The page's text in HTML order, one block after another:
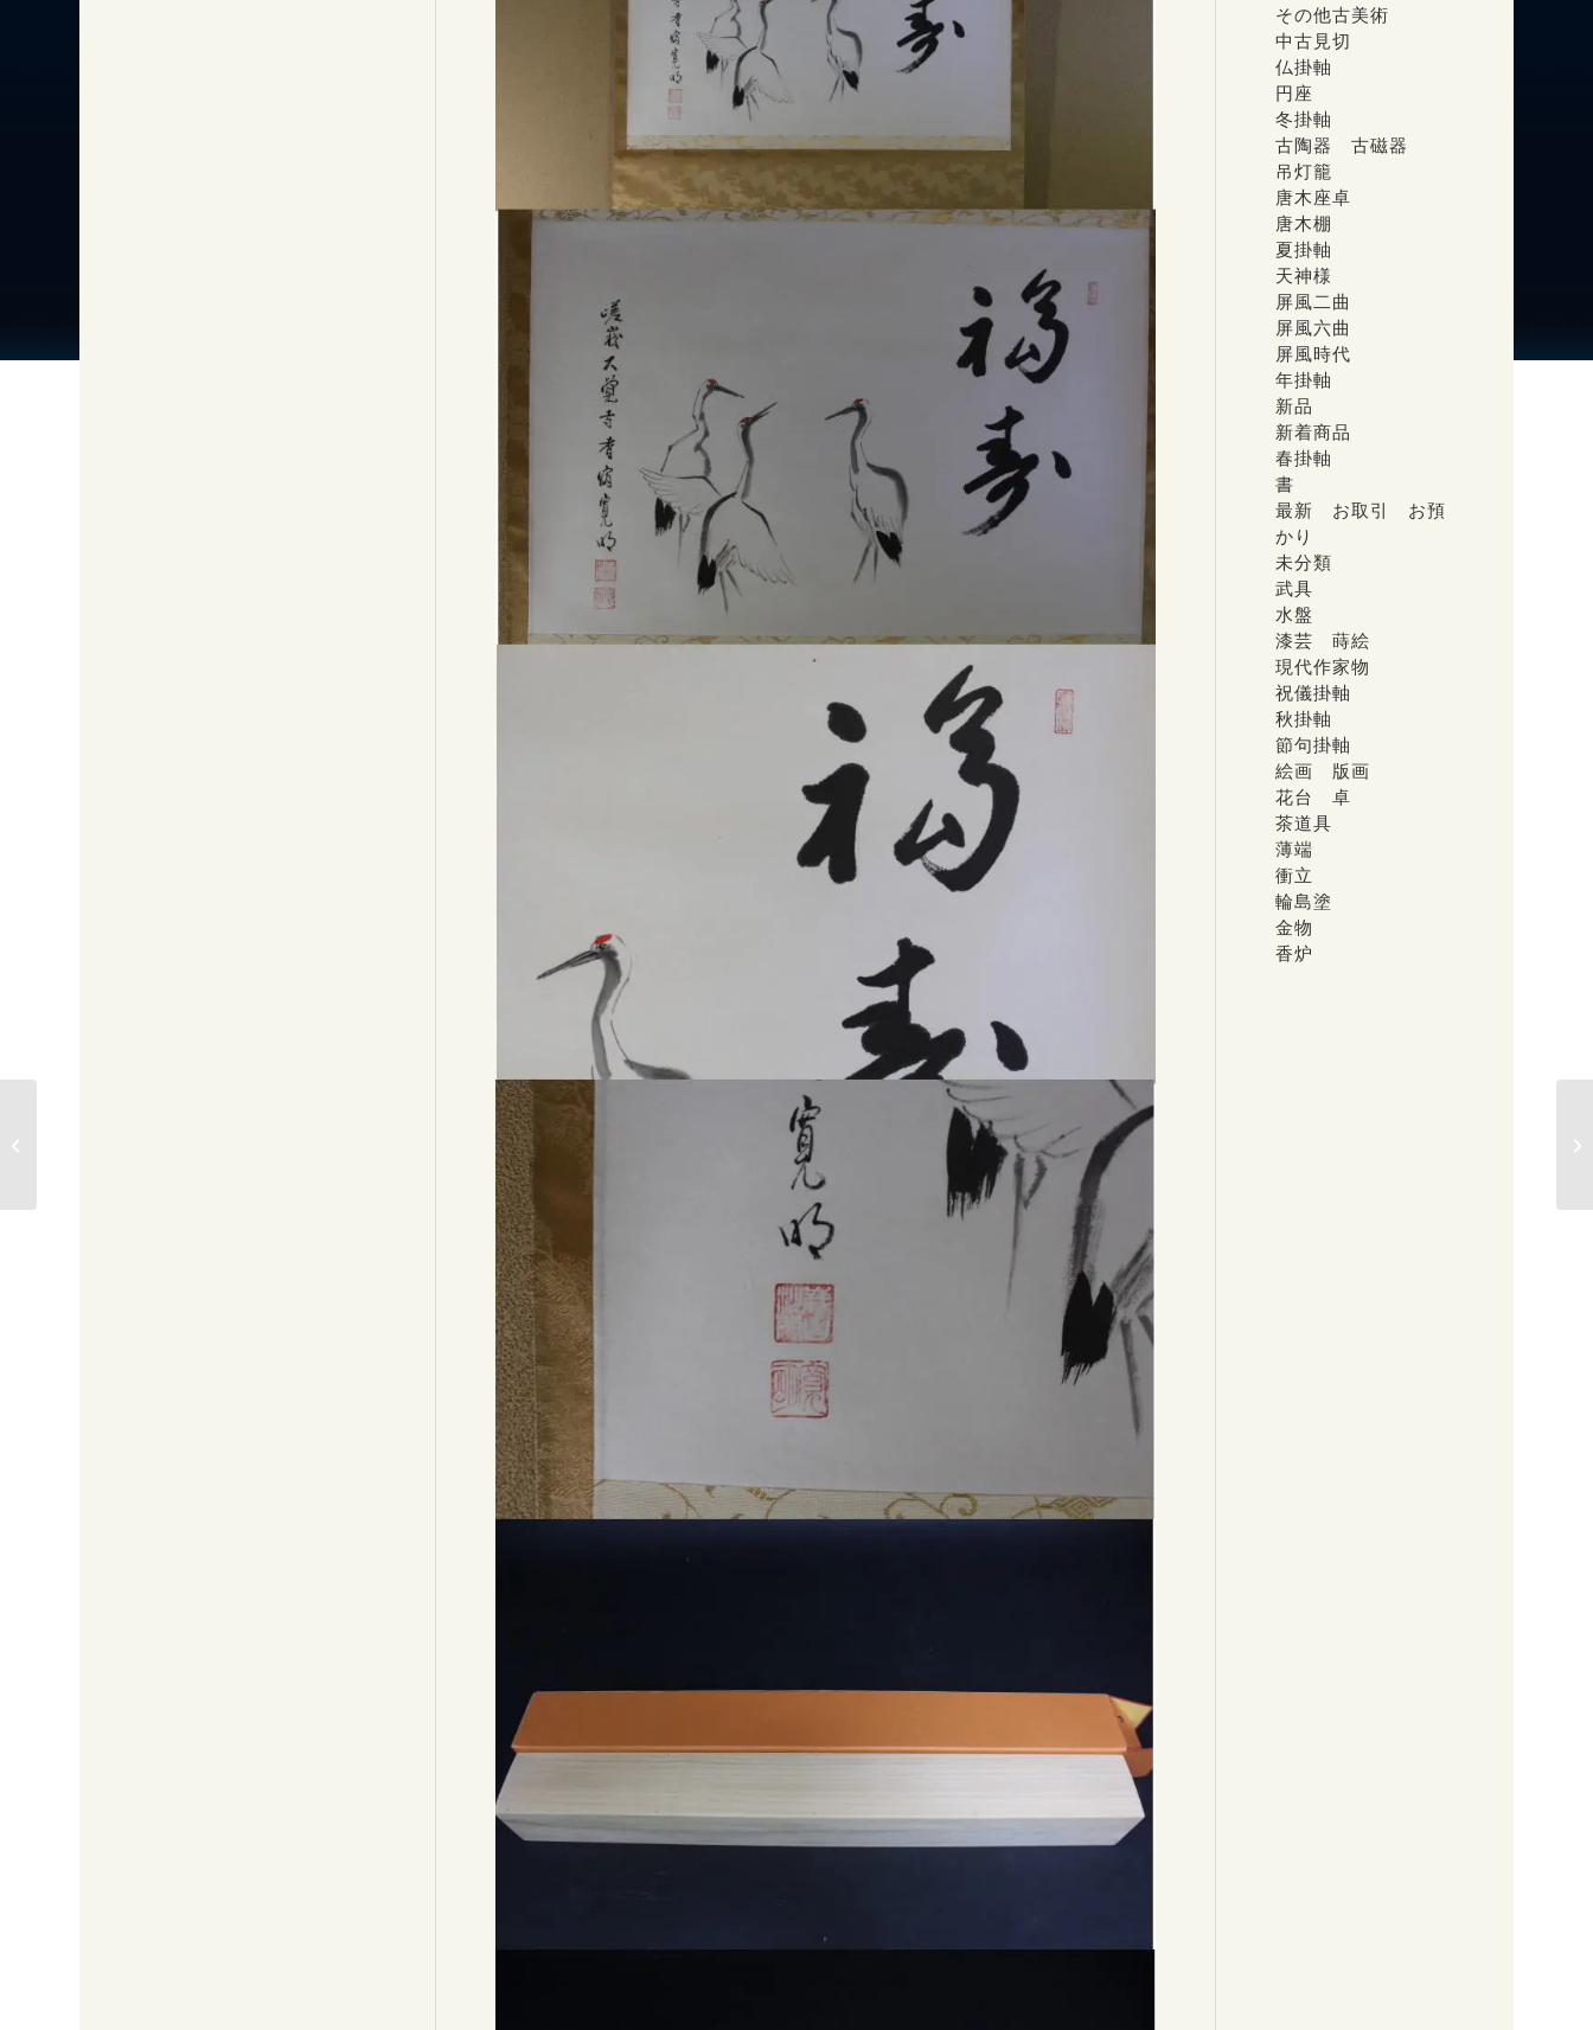
その他古美術
中古見切
仏掛軸
円座
冬掛軸
古陶器 古磁器
吊灯籠
唐木座卓
唐木棚
夏掛軸
天神様
屏風二曲
屏風六曲
屏風時代
年掛軸
新品
新着商品
春掛軸
書
最新 お取引 お預
かり
未分類
武具
水盤
漆芸 蒔絵
現代作家物
祝儀掛軸
秋掛軸
節句掛軸
絵画 版画
花台 卓
茶道具
薄端
衝立
輪島塗
金物
香炉